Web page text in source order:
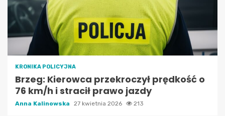
KRONIKA POLICYJNA
Brzeg: Kierowca przekroczył prędkość o
76 km/h i stracił prawo jazdy
Anna Kalinowska 27 kwietnia 2026 213